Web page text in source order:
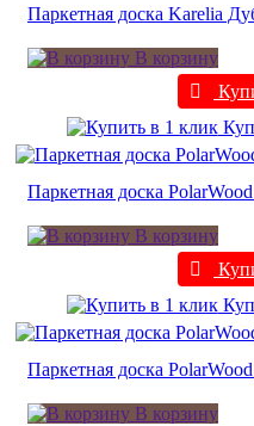
Паркетная доска Karelia
В корзину
Паркетная доска
В корзину
Паркетная доска
В корзину